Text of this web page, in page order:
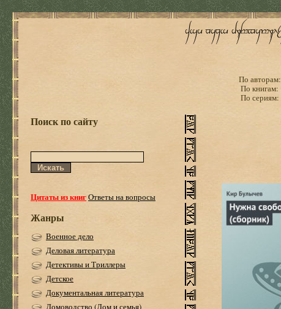
По авторам:
По книгам:
По сериям:
Поиск по сайту
Цитаты из книгОтветы на вопросы
Жанры
Военное дело
Деловая литература
Детективы и Триллеры
Детское
Документальная литература
Домоводство (Дом и семья)